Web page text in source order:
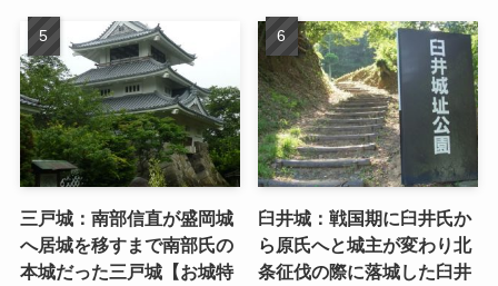
三戸城：南部信直が盛岡城
へ居城を移すまで南部氏の
本城だった三戸城【お城特
臼井城：戦国期に臼井氏か
ら原氏へと城主が変わり北
条征伐の際に落城した臼井